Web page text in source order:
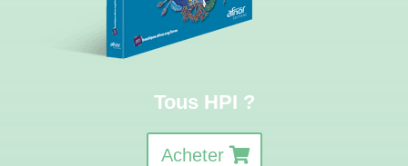
Tous HPI ?
Acheter